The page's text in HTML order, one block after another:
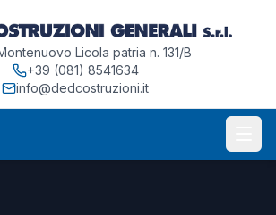
Licola patria n. 131/B
+39 (081) 8541634
info@dedcostruzioni.it